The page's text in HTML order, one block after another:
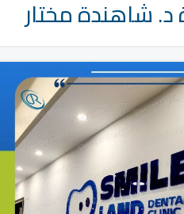
د. شاهندة مختار